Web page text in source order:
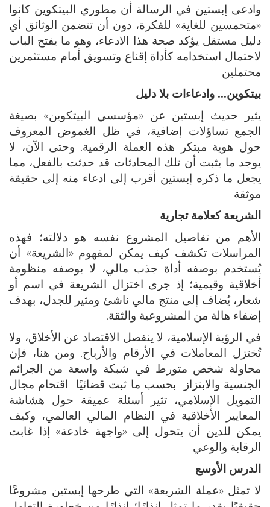
وادعى إبستين في الرسالة أن مطوري البيتكوين كانوا
«متحمسين للغاية» للفكرة، دون أن تتضمن الوثائق أي
دليل مستقل يؤكد صحة هذا الادعاء، وهو ما يفتح الباب
لاحتمال استخدامه كأداة إقناع وتسويق أمام مستثمرين
محتملين.
بيتكوين… وادعاءات بلا دليل
يثير حديث إبستين عن «مؤسسي البيتكوين» بصيغة
الجمع تساؤلات إضافية، في ظل الغموض المعروف
حول هوية مبتكر هذه العملة الرقمية. وحتى الآن، لا
يوجد ما يثبت أن تلك المحادثات قد حدثت بالفعل، مما
يجعل ما ذكره إبستين أقرب إلى ادعاء منه إلى حقيقة
موثقة.
الشريعة كعلامة تجارية
الأهم من تفاصيل المشروع نفسه هو دلالته؛ فهذه
المراسلات تكشف كيف يمكن لمفهوم «الشريعة» أن
يُستخدم بوصفه أداة جذب مالي، لا بوصفه منظومة
أخلاقية وقيمية؛ إذ جرى اختزال الشريعة في اسم أو
شعار، يُضاف إلى منتج مالي ناشئ ومثير للجدل، بهدف
إضفاء هالة من المشروعية والثقة.
في الرؤية الإسلامية، لا ينفصل الاقتصاد عن الأخلاق، ولا
تُختزل المعاملات في الأرقام والأرباح. ومن هنا، فإن
محاولة شخص متورط في شبكة واسعة من الجرائم
الجنسية والابتزاز -بحسب ما ثبت قضائيًا- اقتحام مجال
التمويل الإسلامي، تثير أسئلة عميقة حول هشاشة
المعايير الأخلاقية في النظام المالي العالمي، وكيف
يمكن للدين أن يتحول إلى «واجهة خادعة» إذا غابت
الرقابة والوعي.
الدرس الأوسع
لا تمثل «عملة الشريعة» التي طرحها إبستين مشروعًا